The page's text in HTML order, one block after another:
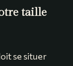
taille
se situer